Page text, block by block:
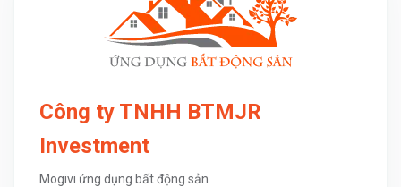
Công ty TNHH BTMJR
Investment
Mogivi ứng dụng bất động sản